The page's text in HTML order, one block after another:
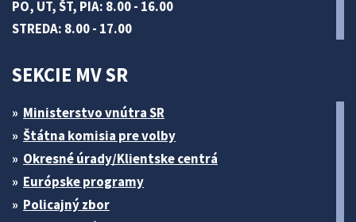
PO, UT, ŠT, PIA: 8.00 - 16.00
STREDA: 8.00 - 17.00
SEKCIE MV SR
Ministerstvo vnútra SR
Štátna komisia pre volby
Okresné úrady/Klientske centrá
Európske programy
Policajný zbor